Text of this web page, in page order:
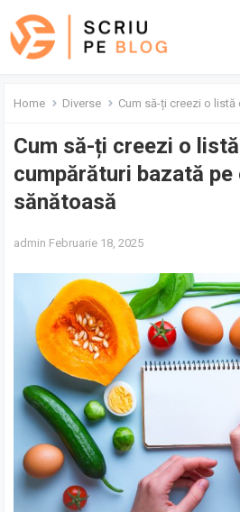
Home Diverse Cum să-ți creezi o listă de
Cum să-ți creezi o
cumpărături bazată pe
sănătoasă
admin Februarie 18, 2025